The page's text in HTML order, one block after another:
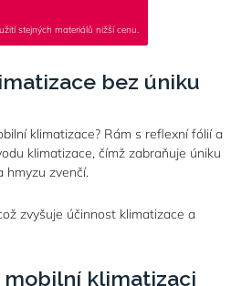
stejných materiálů nižší cenu.
bez úniku
klimatizace? Rám s reflexní fólií a
klimatizace, čímž zabraňuje úniku
hmyzu zvenčí.
zvyšuje účinnost klimatizace a
klimatizaci